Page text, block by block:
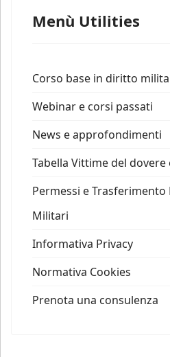
Menù Utilities
Corso base in diritto
Webinar e corsi passati
News e approfondimenti
Tabella Vittime del
Permessi e Trasferimento
Militari
Informativa Privacy
Normativa Cookies
Prenota una consulenza